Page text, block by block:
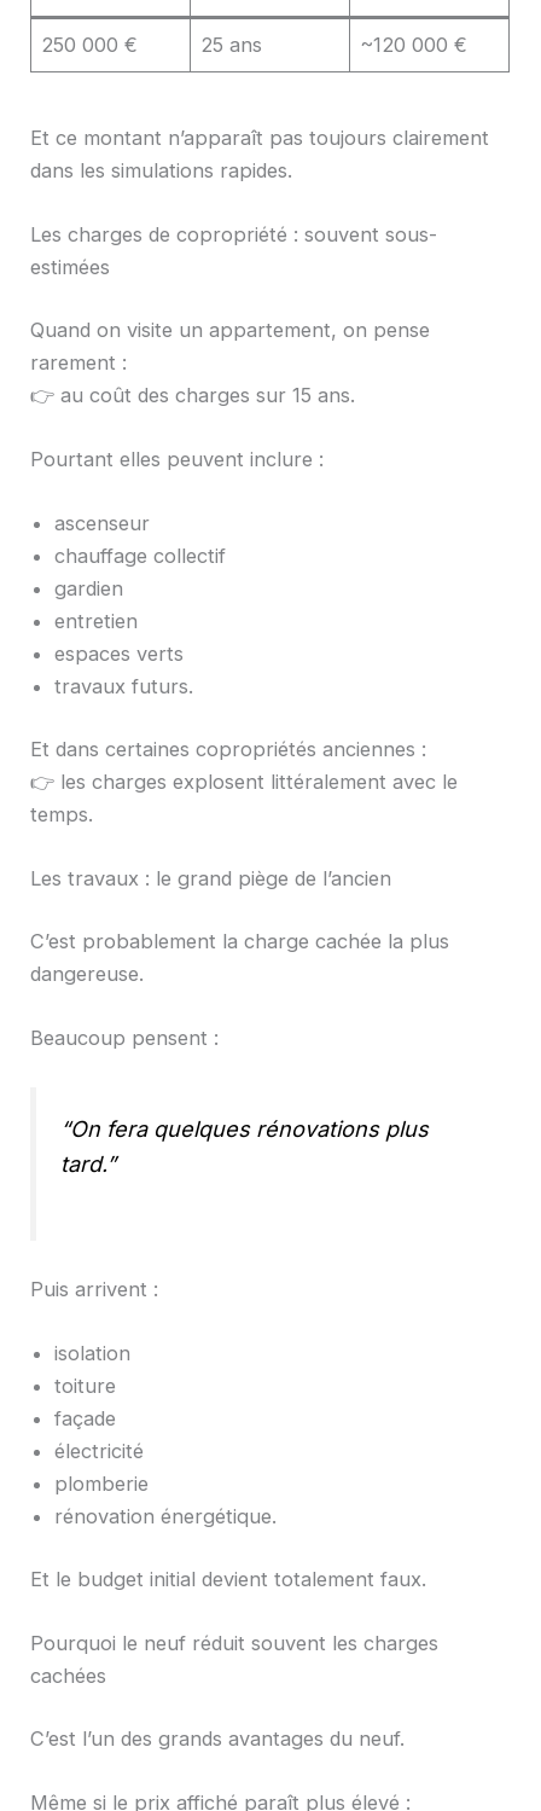
250 000 € 25 ans ~120 000 €
Et ce montant n’apparaît pas toujours clairement
dans les simulations rapides.
Les charges de copropriété : souvent sous-
estimées
Quand on visite un appartement, on pense
rarement :
👉 au coût des charges sur 15 ans.
Pourtant elles peuvent inclure :
ascenseur
chauffage collectif
gardien
entretien
espaces verts
travaux futurs.
Et dans certaines copropriétés anciennes :
👉 les charges explosent littéralement avec le
temps.
Les travaux : le grand piège de l’ancien
C’est probablement la charge cachée la plus
dangereuse.
Beaucoup pensent :
“On fera quelques rénovations plus
tard.”
Puis arrivent :
isolation
toiture
façade
électricité
plomberie
rénovation énergétique.
Et le budget initial devient totalement faux.
Pourquoi le neuf réduit souvent les charges
cachées
C’est l’un des grands avantages du neuf.
Même si le prix affiché paraît plus élevé :